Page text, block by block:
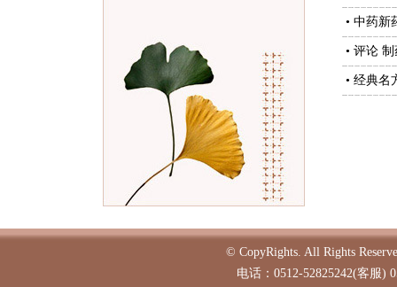
• 中药新
• 评论
• 经典
© CopyRights. All Rights
电话：0512-52825242(客服)